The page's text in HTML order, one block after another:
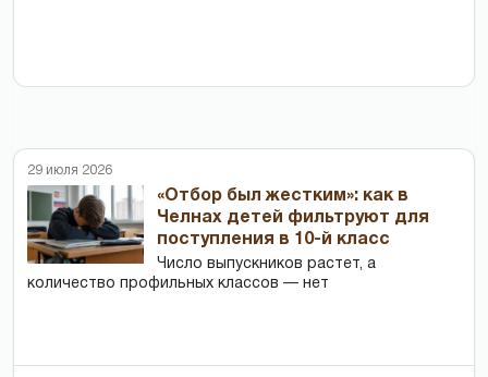
29 июля 2026
«Отбор был жестким»: как в
Челнах детей фильтруют для
поступления в 10-й класс
Число выпускников растет, а
количество профильных классов — нет